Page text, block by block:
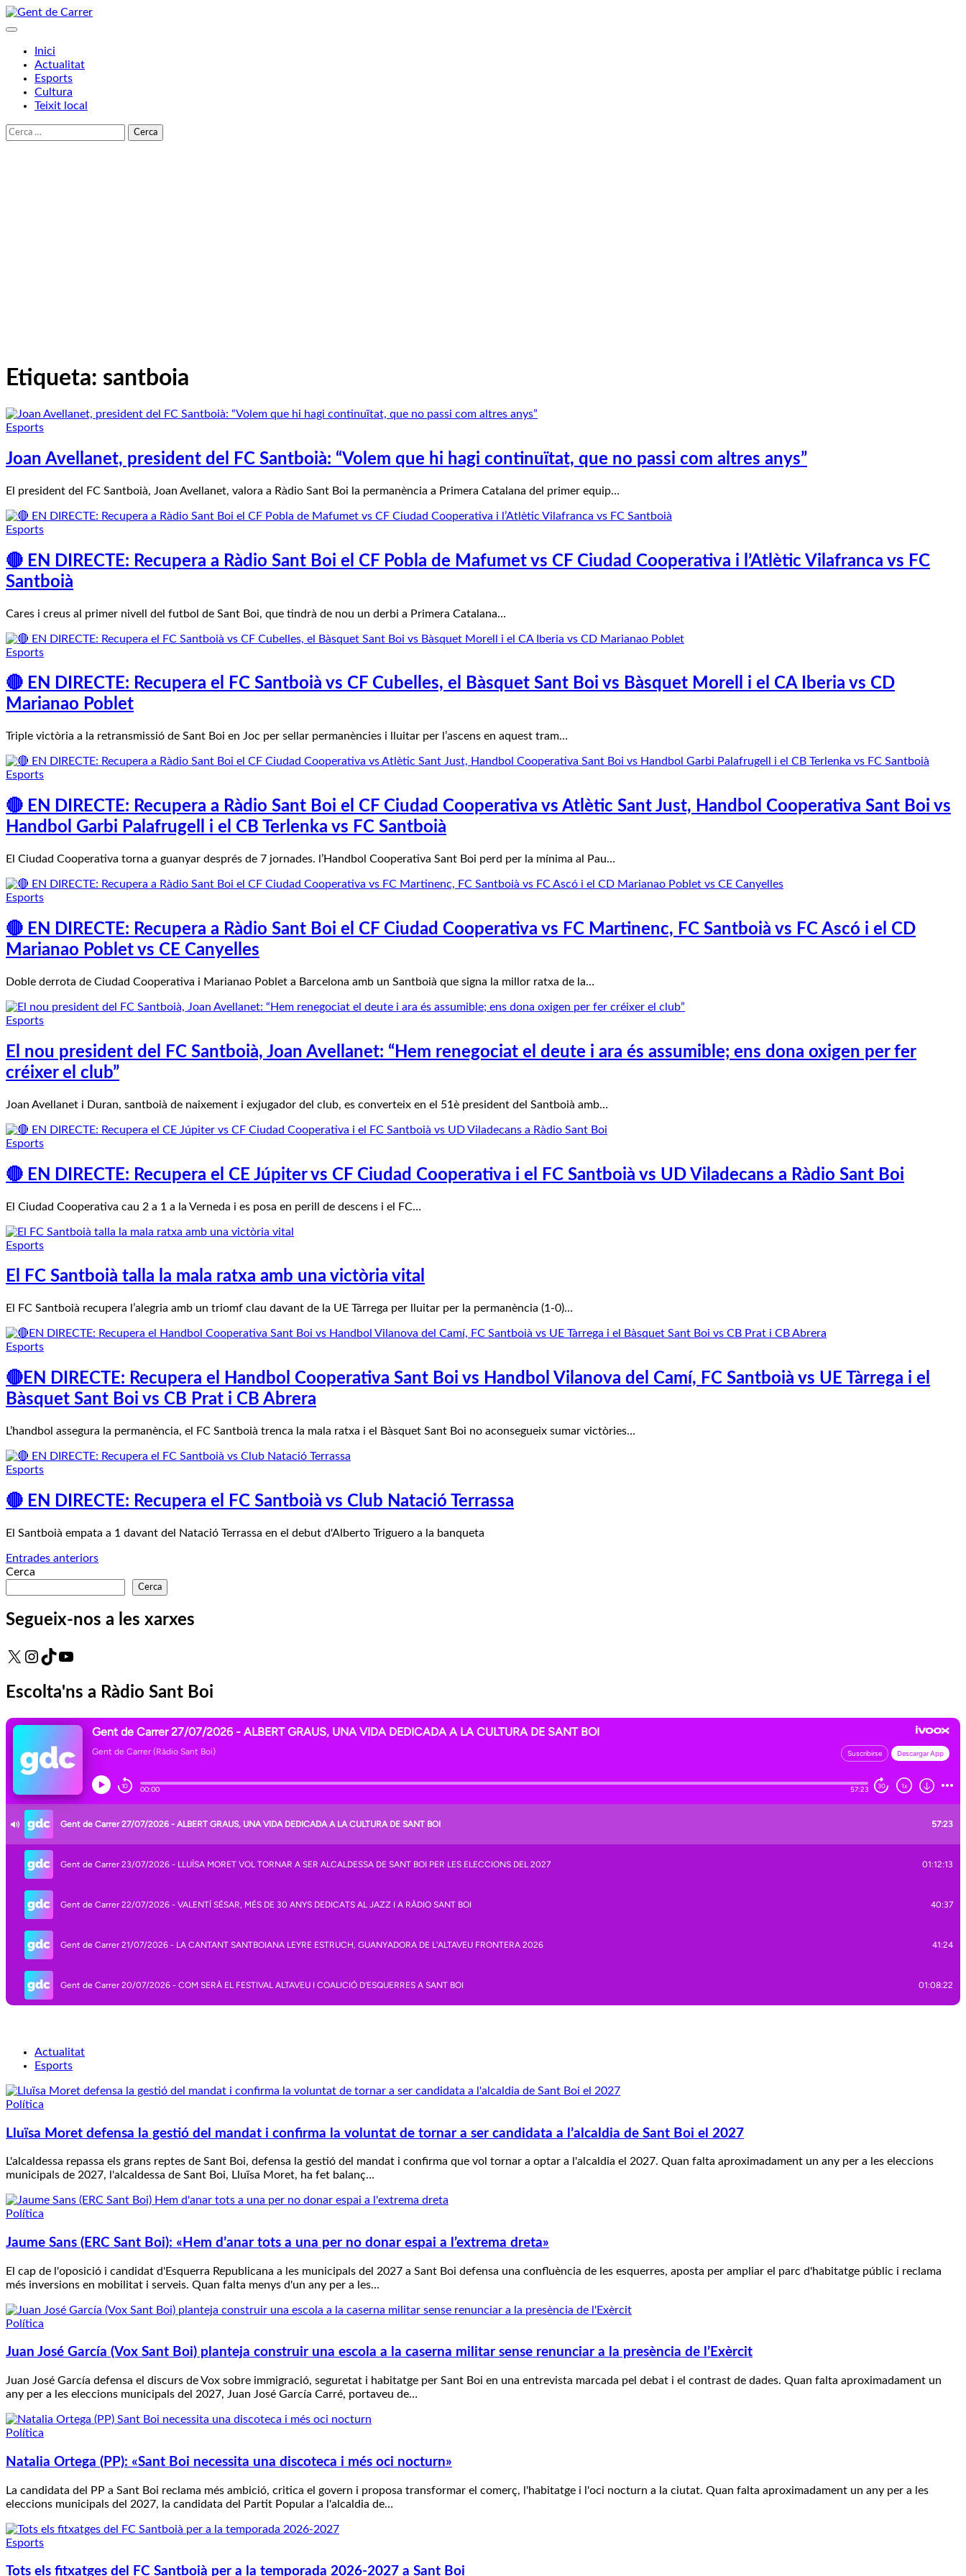
Skip
to
Inici
Actualitat
Esports
Cultura
Teixit local
Cerca:
Etiqueta: santboia
Esports
Joan Avellanet, president del FC Santboià: “Volem que hi hagi continuïtat, que no passi com altres anys”
El president del FC Santboià, Joan Avellanet, valora a Ràdio Sant Boi la permanència a Primera Catalana del primer equip…
Esports
🔴 EN DIRECTE: Recupera a Ràdio Sant Boi el CF Pobla de Mafumet vs CF Ciudad Cooperativa i l’Atlètic Vilafranca vs FC
Santboià
Cares i creus al primer nivell del futbol de Sant Boi, que tindrà de nou un derbi a Primera Catalana…
Esports
🔴 EN DIRECTE: Recupera el FC Santboià vs CF Cubelles, el Bàsquet Sant Boi vs Bàsquet Morell i el CA Iberia vs CD
Marianao Poblet
Triple victòria a la retransmissió de Sant Boi en Joc per sellar permanències i lluitar per l’ascens en aquest tram…
Esports
🔴 EN DIRECTE: Recupera a Ràdio Sant Boi el CF Ciudad Cooperativa vs Atlètic Sant Just, Handbol Cooperativa Sant Boi vs
Handbol Garbi Palafrugell i el CB Terlenka vs FC Santboià
El Ciudad Cooperativa torna a guanyar després de 7 jornades. l’Handbol Cooperativa Sant Boi perd per la mínima al Pau…
Esports
🔴 EN DIRECTE: Recupera a Ràdio Sant Boi el CF Ciudad Cooperativa vs FC Martinenc, FC Santboià vs FC Ascó i el CD
Marianao Poblet vs CE Canyelles
Doble derrota de Ciudad Cooperativa i Marianao Poblet a Barcelona amb un Santboià que signa la millor ratxa de la…
Esports
El nou president del FC Santboià, Joan Avellanet: “Hem renegociat el deute i ara és assumible; ens dona oxigen per fer
créixer el club”
Joan Avellanet i Duran, santboià de naixement i exjugador del club, es converteix en el 51è president del Santboià amb…
Esports
🔴 EN DIRECTE: Recupera el CE Júpiter vs CF Ciudad Cooperativa i el FC Santboià vs UD Viladecans a Ràdio Sant Boi
El Ciudad Cooperativa cau 2 a 1 a la Verneda i es posa en perill de descens i el FC…
Esports
El FC Santboià talla la mala ratxa amb una victòria vital
El FC Santboià recupera l’alegria amb un triomf clau davant de la UE Tàrrega per lluitar per la permanència (1-0)…
Esports
🔴EN DIRECTE: Recupera el Handbol Cooperativa Sant Boi vs Handbol Vilanova del Camí, FC Santboià vs UE Tàrrega i el
Bàsquet Sant Boi vs CB Prat i CB Abrera
L’handbol assegura la permanència, el FC Santboià trenca la mala ratxa i el Bàsquet Sant Boi no aconsegueix sumar victòries…
Esports
🔴 EN DIRECTE: Recupera el FC Santboià vs Club Natació Terrassa
El Santboià empata a 1 davant del Natació Terrassa en el debut d'Alberto Triguero a la banqueta
Navegació
d'entrades
Entrades anteriors
Cerca
Cerca
Segueix-nos a les xarxes
X Instagram
TikTokYouTube
Escolta'ns a Ràdio Sant Boi
Actualitat
Esports
Política
Lluïsa Moret defensa la gestió del mandat i confirma la voluntat de tornar a ser candidata a l’alcaldia de Sant Boi el 2027
L'alcaldessa repassa els grans reptes de Sant Boi, defensa la gestió del mandat i confirma que vol tornar a optar a l'alcaldia el 2027. Quan falta aproximadament un any per a les eleccions
municipals de 2027, l'alcaldessa de Sant Boi, Lluïsa Moret, ha fet balanç…
Política
Jaume Sans (ERC Sant Boi): «Hem d’anar tots a una per no donar espai a l’extrema dreta»
El cap de l'oposició i candidat d'Esquerra Republicana a les municipals del 2027 a Sant Boi defensa una confluència de les esquerres, aposta per ampliar el parc d'habitatge públic i reclama
més inversions en mobilitat i serveis. Quan falta menys d'un any per a les…
Política
Juan José García (Vox Sant Boi) planteja construir una escola a la caserna militar sense renunciar a la presència de l’Exèrcit
Juan José García defensa el discurs de Vox sobre immigració, seguretat i habitatge per Sant Boi en una entrevista marcada pel debat i el contrast de dades. Quan falta aproximadament un
any per a les eleccions municipals del 2027, Juan José García Carré, portaveu de…
Política
Natalia Ortega (PP): «Sant Boi necessita una discoteca i més oci nocturn»
La candidata del PP a Sant Boi reclama més ambició, critica el govern i proposa transformar el comerç, l'habitatge i l'oci nocturn a la ciutat. Quan falta aproximadament un any per a les
eleccions municipals del 2027, la candidata del Partit Popular a l'alcaldia de…
Esports
Tots els fitxatges del FC Santboià per a la temporada 2026-2027 a Sant Boi